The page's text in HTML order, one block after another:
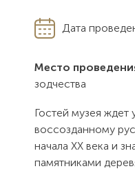
Дата
Место
зодчества
Гостей музея ждет
воссозданному
начала XX века и
памятниками